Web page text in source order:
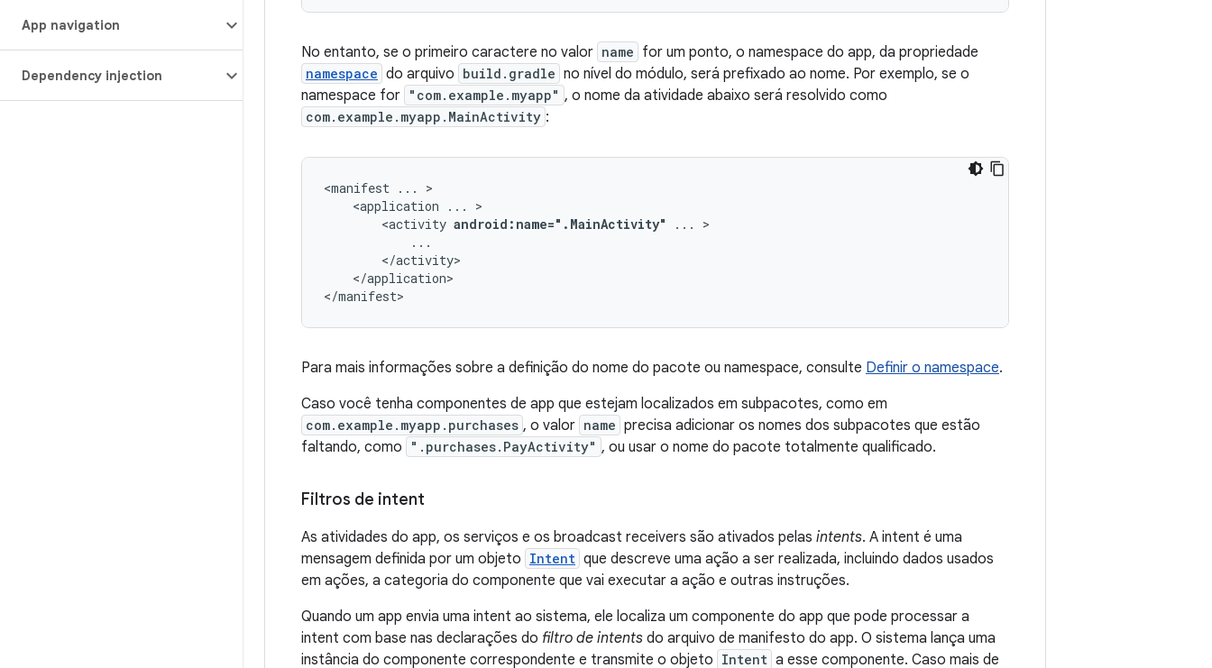
App navigation
Dependency injection
No entanto, se o primeiro caractere no valor name for um ponto, o namespace do app, da propriedade
namespace do arquivo build.gradle no nível do módulo, será prefixado ao nome. Por exemplo, se o
namespace for "com.example.myapp" , o nome da atividade abaixo será resolvido como
com.example.myapp.MainActivity :
<manifest ...
<application
...
<activity android:name=".MainActivity" ...
</application>
</manifest>
Para mais informações sobre a definição do nome do pacote ou namespace, consulte Definir o namespace.
Caso você tenha componentes de app que estejam localizados em subpacotes, como em
com.example.myapp.purchases , o valor name precisa adicionar os nomes dos subpacotes que estão
faltando, como
".purchases.PayActivity" , ou usar o nome do pacote totalmente qualificado.
Filtros de intent
As atividades do app, os serviços e os broadcast receivers são ativados pelas intents. A intent é uma
mensagem definida por um objeto Intent que descreve uma ação a ser realizada, incluindo dados usados
em ações, a categoria do componente que vai executar a ação e outras instruções.
Quando um app envia uma intent ao sistema, ele localiza um componente do app que pode processar a
intent com base nas declarações do filtro de intents do arquivo de manifesto do app. O sistema lança uma
instância do componente correspondente e transmite o objeto Intent a esse componente. Caso mais de